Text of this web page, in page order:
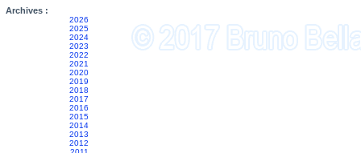
Archives :
2026
2025
2024
2023
2022
2021
2020
2019
2018
2017
2016
2015
2014
2013
2012